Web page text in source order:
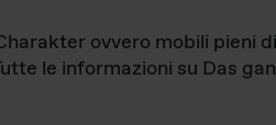
ovvero mobili pieni
le informazioni su Das